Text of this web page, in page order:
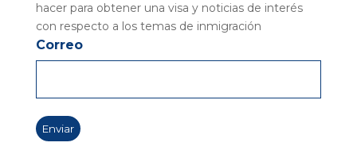
hacer para obtener una visa y noticias de interés
con respecto a los temas de inmigración
Correo